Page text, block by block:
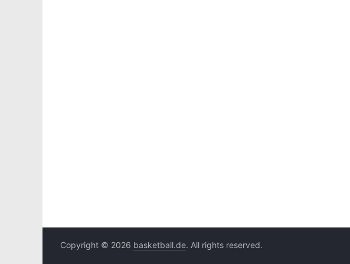
Copyright © 2026 basketball.de. All rights reserved.